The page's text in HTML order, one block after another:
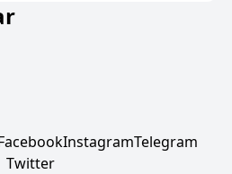
InstagramTelegram
Twitter